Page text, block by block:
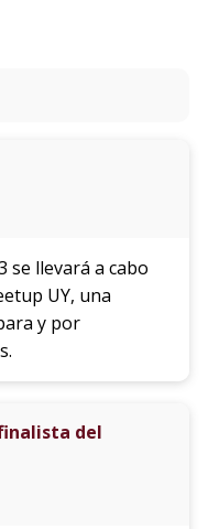
se llevará a cabo
UY, una
y por
del